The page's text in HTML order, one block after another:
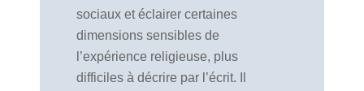
sociaux et éclairer certaines
dimensions sensibles de
l’expérience religieuse, plus
difficiles à décrire par l’écrit. Il